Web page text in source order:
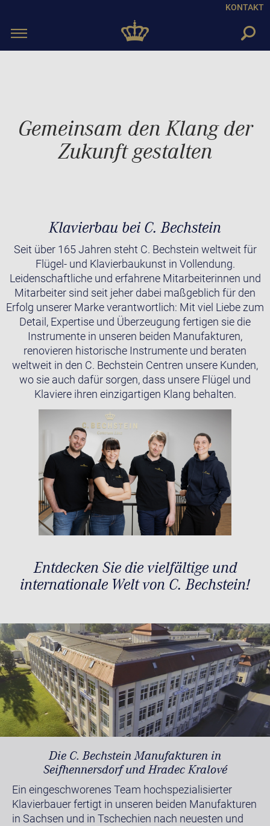
KONTAKT
Toggle
Gemeinsam den Klang der
Zukunft gestalten
Klavierbau bei C. Bechstein
Seit über 165 Jahren steht C. Bechstein weltweit für
Flügel- und Klavierbaukunst in Vollendung.
Leidenschaftliche und erfahrene Mitarbeiterinnen und
Mitarbeiter sind seit jeher dabei maßgeblich für den
Erfolg unserer Marke verantwortlich: Mit viel Liebe zum
Detail, Expertise und Überzeugung fertigen sie die
Instrumente in unseren beiden Manufakturen,
renovieren historische Instrumente und beraten
weltweit in den C. Bechstein Centren unsere Kunden,
wo sie auch dafür sorgen, dass unsere Flügel und
Klaviere ihren einzigartigen Klang behalten.
Entdecken Sie die vielfältige und
internationale Welt von C. Bechstein!
Die C. Bechstein Manufakturen in
Seifhennersdorf und Hradec Kralové
Ein eingeschworenes Team hochspezialisierter
Klavierbauer fertigt in unseren beiden Manufakturen
in Sachsen und in Tschechien nach neuesten und